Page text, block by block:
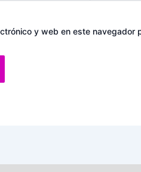
y web en este navegador